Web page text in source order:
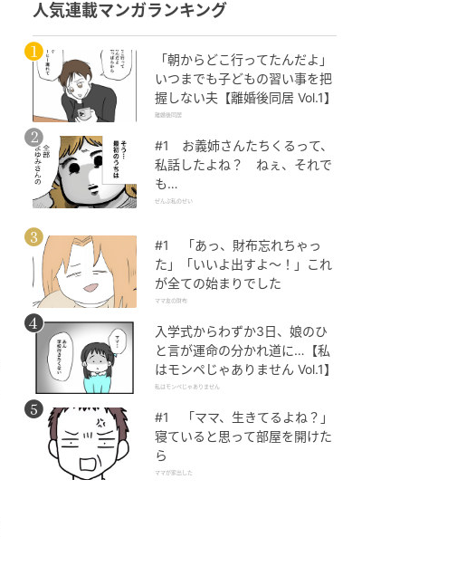
人気連載マンガランキング
「朝からどこ行ってたんだよ」
いつまでも子どもの習い事を把
握しない夫【離婚後同居 Vol.1】
離婚後同居
#1 お義姉さんたちくるって、
私話したよね？ ねぇ、それで
も…
ぜんぶ私のせい
#1 「あっ、財布忘れちゃっ
た」「いいよ出すよ〜！」これ
が全ての始まりでした
ママ友の財布
入学式からわずか3日、娘のひ
と言が運命の分かれ道に…【私
はモンペじゃありません Vol.1】
私はモンペじゃありません
#1 「ママ、生きてるよね？」
寝ていると思って部屋を開けた
ら
ママが家出した